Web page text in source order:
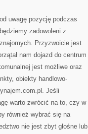
PRZYUCZYĆ
SIĘ
uwagę pozycję podczas
zadowoleni z
Przyzwoicie jest
nam dojazd do centrum
jest możliwe oraz
obiekty handlowo-
Jeśli
warto zwrócić na to, czy w
również wybrać się na
nie jest zbyt głośne lub